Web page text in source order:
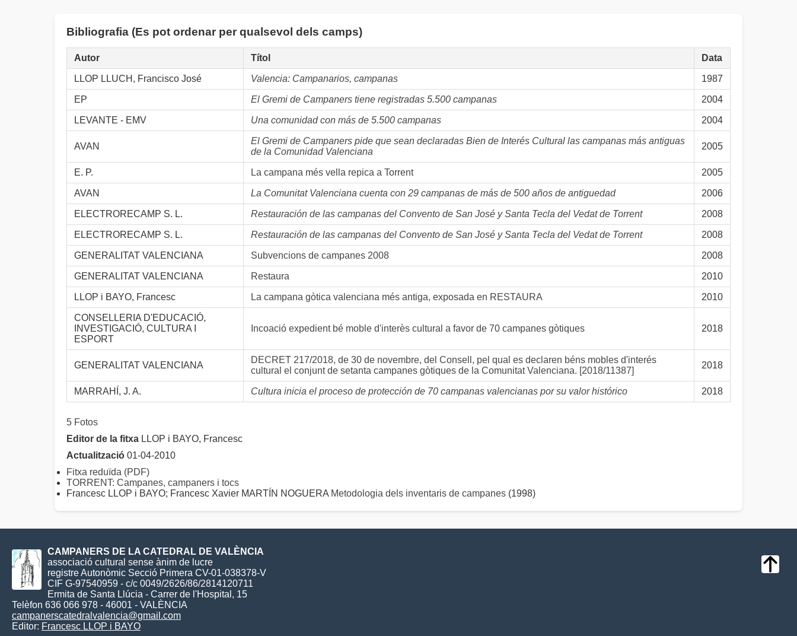
Bibliografia (Es pot ordenar per qualsevol dels camps)
Autor Títol Data
LLOP LLUCH, Francisco José Valencia: Campanarios, campanas 1987
EP El Gremi de Campaners tiene registradas 5.500 campanas 2004
LEVANTE - EMV Una comunidad con más de 5.500 campanas 2004
AVAN
El Gremi de Campaners pide que sean declaradas Bien de Interés Cultural las campanas más antiguas
de la Comunidad Valenciana
2005
E. P. La campana més vella repica a Torrent 2005
AVAN La Comunitat Valenciana cuenta con 29 campanas de más de 500 años de antiguedad 2006
ELECTRORECAMP S. L. Restauración de las campanas del Convento de San José y Santa Tecla del Vedat de Torrent 2008
ELECTRORECAMP S. L. Restauración de las campanas del Convento de San José y Santa Tecla del Vedat de Torrent 2008
GENERALITAT VALENCIANA Subvencions de campanes 2008 2008
GENERALITAT VALENCIANA Restaura 2010
LLOP i BAYO, Francesc La campana gòtica valenciana més antiga, exposada en RESTAURA 2010
CONSELLERIA D'EDUCACIÓ,
INVESTIGACIÓ, CULTURA I
ESPORT
Incoació expedient bé moble d'interès cultural a favor de 70 campanes gòtiques 2018
GENERALITAT VALENCIANA
DECRET 217/2018, de 30 de novembre, del Consell, pel qual es declaren béns mobles d'interés
cultural el conjunt de setanta campanes gòtiques de la Comunitat Valenciana. [2018/11387]
2018
MARRAHÍ, J. A. Cultura inicia el proceso de protección de 70 campanas valencianas por su valor histórico 2018
5 Fotos
Editor de la fitxa LLOP i BAYO, Francesc
Actualització 01-04-2010
Fitxa reduïda (PDF)
TORRENT: Campanes, campaners i tocs
Francesc LLOP i BAYO; Francesc Xavier MARTÍN NOGUERA Metodologia dels inventaris de campanes (1998)
CAMPANERS DE LA CATEDRAL DE VALÈNCIA
associació cultural sense ànim de lucre
registre Autonòmic Secció Primera CV-01-038378-V
CIF G-97540959 - c/c 0049/2626/86/2814120711
Ermita de Santa Llúcia - Carrer de l'Hospital, 15
Telèfon 636 066 978 - 46001 - VALÈNCIA
campanerscatedralvalencia@gmail.com
Editor: Francesc LLOP i BAYO